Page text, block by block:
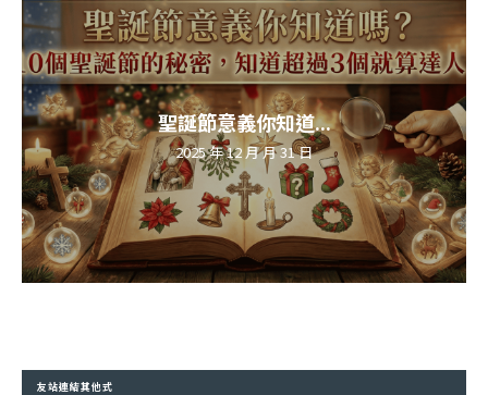
聖誕節意義你知道...
2025 年 12 月 月 31 日
友站連結其他式